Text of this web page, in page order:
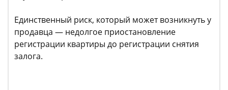
Единственный риск, который может возникнуть у
продавца — недолгое приостановление
регистрации квартиры до регистрации снятия
залога.